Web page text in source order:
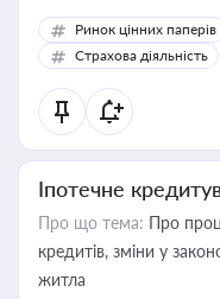
Ринок цінних паперів
Страхова діяльність
Іпотечне
Про що тема: Про
кредитів, зміни у
житла